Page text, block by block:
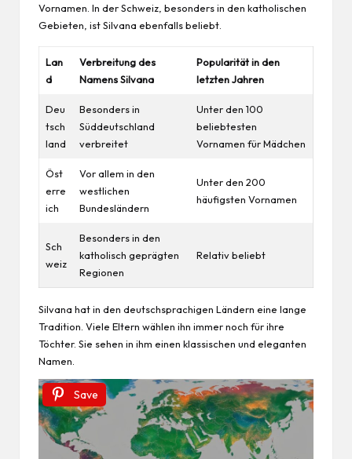
Vornamen. In der Schweiz, besonders in den katholischen
Gebieten, ist Silvana ebenfalls beliebt.
Lan
d
Verbreitung des
Namens Silvana
Popularität in den
letzten Jahren
Deu
tsch
land
Besonders in
Süddeutschland
verbreitet
Unter den 100
beliebtesten
Vornamen für Mädchen
Öst
erre
ich
Vor allem in den
westlichen
Bundesländern
Unter den 200
häufigsten Vornamen
Sch
weiz
Besonders in den
katholisch geprägten
Regionen
Relativ beliebt
Silvana hat in den deutschsprachigen Ländern eine lange
Tradition. Viele Eltern wählen ihn immer noch für ihre
Töchter. Sie sehen in ihm einen klassischen und eleganten
Namen.
Save